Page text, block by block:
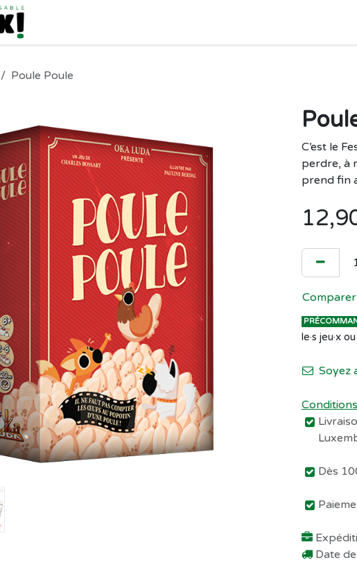
Poule Poule
C’est le
perdre, à
prend fin
Comparer
le·s jeu·x
Soyez
Dès
Date